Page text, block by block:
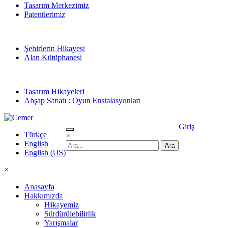
Tasarım Merkezimiz
Patentlerimiz
Şehirlerin Hikayesi
Alan Kütüphanesi
Tasarım Hikayeleri
Ahşap Sanatı : Oyun Enstalasyonları
Türkçe
English
English (US)
×
Giriş
×
Anasayfa
Hakkımızda
Hikayemiz
Sürdürülebilirlik
Yarışmalar